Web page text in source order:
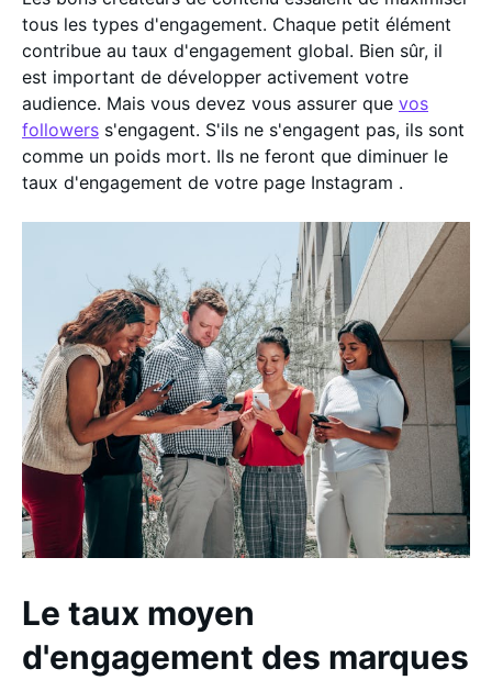
tous les types d'engagement. Chaque petit élément
contribue au taux d'engagement global. Bien sûr, il
est important de développer activement votre
audience. Mais vous devez vous assurer que vos
followers s'engagent. S'ils ne s'engagent pas, ils sont
comme un poids mort. Ils ne feront que diminuer le
taux d'engagement de votre page Instagram .
Le taux moyen
d'engagement des marques